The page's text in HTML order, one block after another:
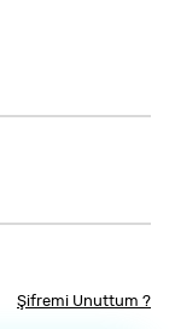
Şifremi Unuttum ?